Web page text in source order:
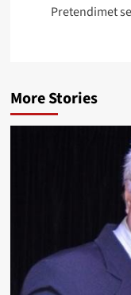
Pretendimet
More Stories